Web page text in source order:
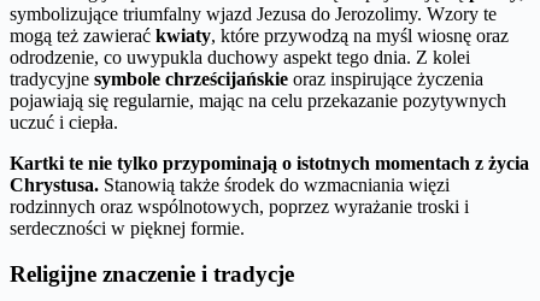
symbolizujące triumfalny wjazd Jezusa do Jerozolimy. Wzory te
mogą też zawierać kwiaty, które przywodzą na myśl wiosnę oraz
odrodzenie, co uwypukla duchowy aspekt tego dnia. Z kolei
tradycyjne symbole chrześcijańskie oraz inspirujące życzenia
pojawiają się regularnie, mając na celu przekazanie pozytywnych
uczuć i ciepła.
Kartki te nie tylko przypominają o istotnych momentach z życia
Chrystusa. Stanowią także środek do wzmacniania więzi
rodzinnych oraz wspólnotowych, poprzez wyrażanie troski i
serdeczności w pięknej formie.
Religijne znaczenie i tradycje